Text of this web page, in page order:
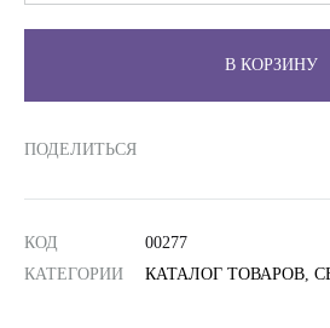
В КОРЗИНУ
ПОДЕЛИТЬСЯ
КОД
00277
КАТЕГОРИИ
КАТАЛОГ ТОВАРОВ,